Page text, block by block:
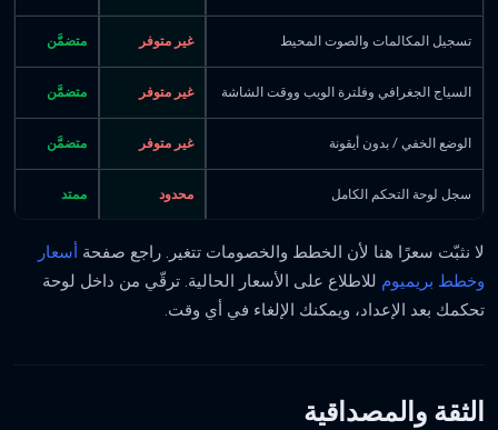
تسجيل المكالمات والصوت المحيط غير متوفر متضمَّن
السياج الجغرافي وفلترة الويب ووقت الشاشة غير متوفر متضمَّن
الوضع الخفي / بدون أيقونة غير متوفر متضمَّن
سجل لوحة التحكم الكامل محدود ممتد
لا نثبّت سعرًا هنا لأن الخطط والخصومات تتغير. راجع صفحة أسعار
وخطط بريميوم للاطلاع على الأسعار الحالية. ترقّي من داخل لوحة
تحكمك بعد الإعداد، ويمكنك الإلغاء في أي وقت.
الثقة والمصداقية